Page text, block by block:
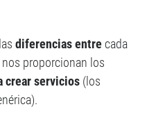
Ionic 3
Jasmine
diferencias entre cada
nos proporcionan los
crear servicios (los